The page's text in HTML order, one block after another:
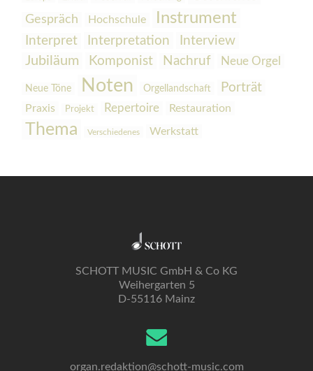
Gespräch Hochschule Instrument
Interpret Interpretation
Interview
Jubiläum
Komponist Nachruf Neue Orgel
Neue Töne Noten Orgellandschaft Porträt
Praxis Projekt Repertoire Restauration
Thema Verschiedenes Werkstatt
SCHOTT MUSIC GmbH & Co KG
Weihergarten 5
D-55116 Mainz
organ.redaktion@schott-music.com